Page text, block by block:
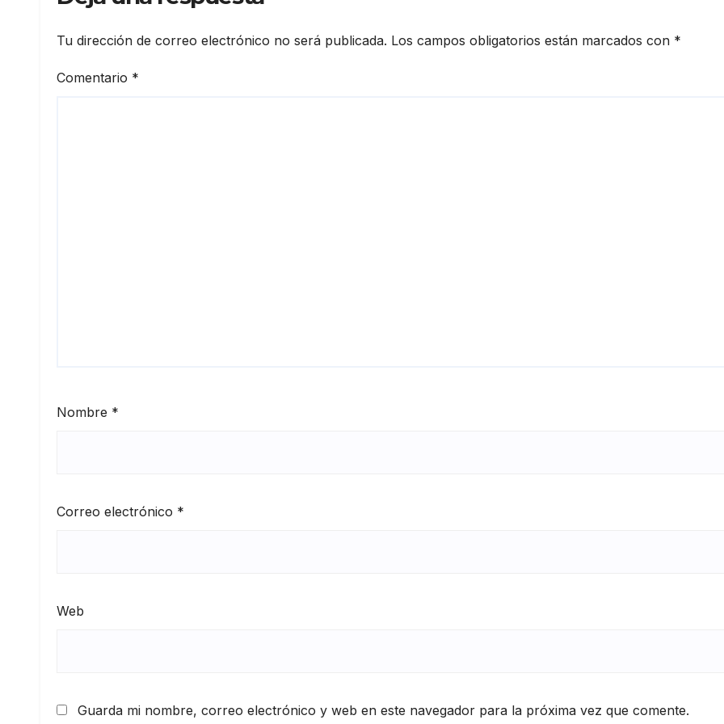
Tu dirección de correo electrónico no será publicada. Los campos obligatorios están marcados con *
Comentario *
Nombre *
Correo electrónico *
Web
Guarda mi nombre, correo electrónico y web en este navegador para la próxima vez que comente.